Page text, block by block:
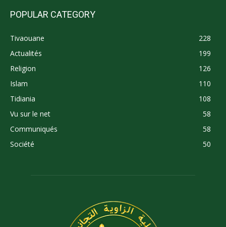
POPULAR CATEGORY
Tivaouane
228
Actualités
199
Religion
126
Islam
110
Tidiania
108
Vu sur le net
58
Communiqués
58
Société
50